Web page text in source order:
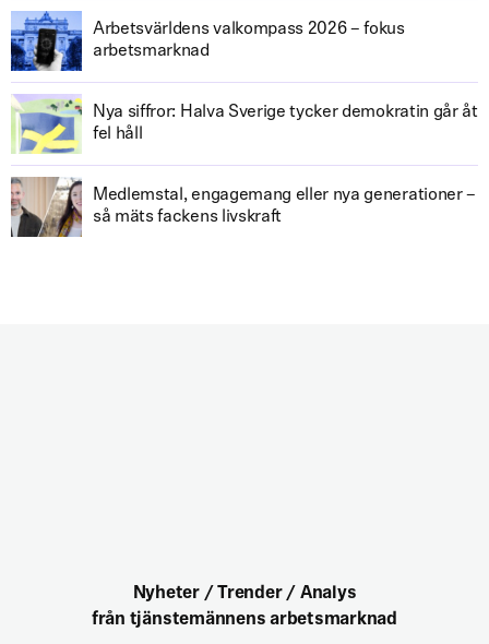
Arbetsvärldens valkompass 2026 – fokus
arbetsmarknad
Nya siffror: Halva Sverige tycker demokratin går åt
fel håll
Medlemstal, engagemang eller nya generationer –
så mäts fackens livskraft
Nyheter / Trender / Analys
från tjänstemännens arbetsmarknad